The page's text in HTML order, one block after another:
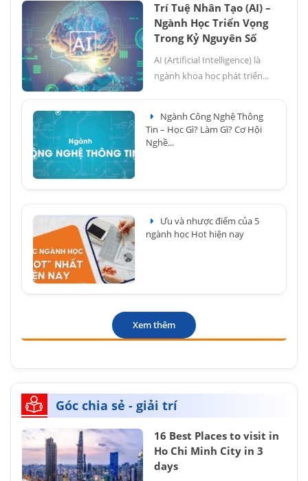
Trí Tuệ Nhân Tạo (AI) –
Ngành Học Triển Vọng
Trong Kỷ Nguyên Số
AI (Artificial Intelligence) là
ngành khoa học phát triển...
Ngành Công Nghệ Thông
Tin – Học Gì? Làm Gì? Cơ Hội
Nghề...
Ưu và nhược điểm của 5
ngành học Hot hiện nay
Xem thêm
Góc chia sẻ - giải trí
16 Best Places to visit in
Ho Chi Minh City in 3
days